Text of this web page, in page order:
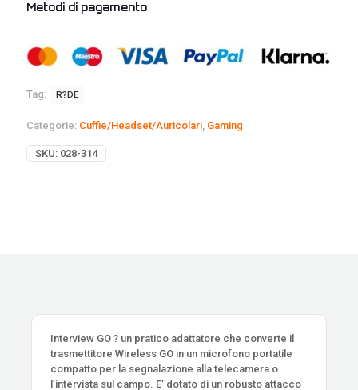
Metodi di pagamento
Tag: R?DE
Categorie: Cuffie/Headset/Auricolari Gaming
SKU: 028-314
Interview GO ? un pratico adattatore che converte il
trasmettitore Wireless GO in un microfono portatile
compatto per la segnalazione alla telecamera o
l’intervista sul campo. E’ dotato di un robusto attacco